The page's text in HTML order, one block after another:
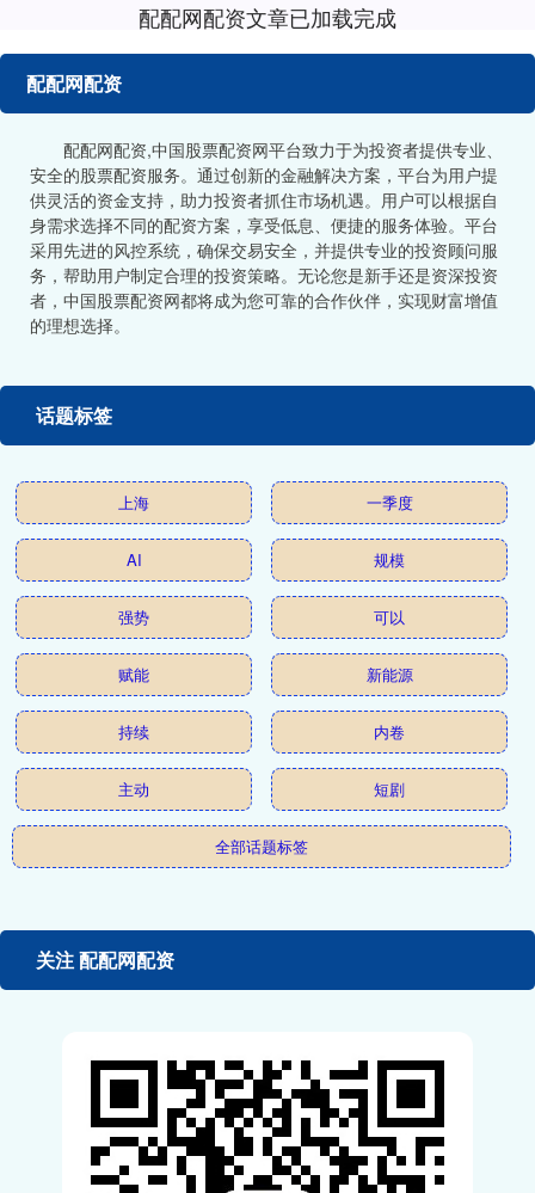
配配网配资文章已加载完成
配配网配资
配配网配资,中国股票配资网平台致力于为投资者提供专业、
安全的股票配资服务。通过创新的金融解决方案，平台为用户提
供灵活的资金支持，助力投资者抓住市场机遇。用户可以根据自
身需求选择不同的配资方案，享受低息、便捷的服务体验。平台
采用先进的风控系统，确保交易安全，并提供专业的投资顾问服
务，帮助用户制定合理的投资策略。无论您是新手还是资深投资
者，中国股票配资网都将成为您可靠的合作伙伴，实现财富增值
的理想选择。
话题标签
上海 一季度
AI 规模
强势 可以
赋能 新能源
持续 内卷
主动 短剧
全部话题标签
关注 配配网配资